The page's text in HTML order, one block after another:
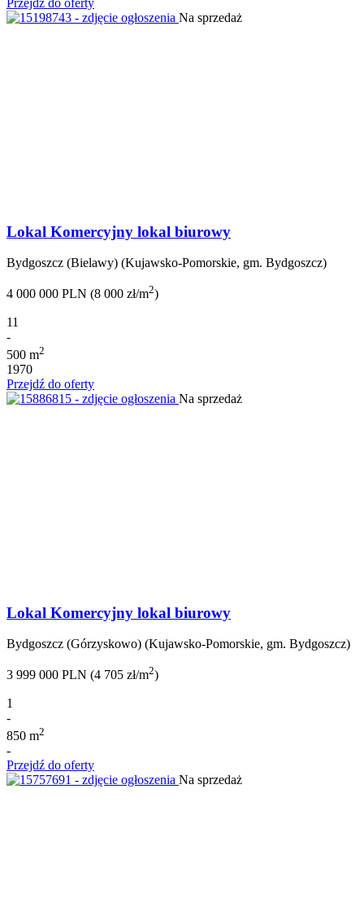
Przejdź do oferty
Na sprzedaż
Lokal Komercyjny lokal biurowy
Bydgoszcz (Bielawy) (Kujawsko-Pomorskie, gm. Bydgoszcz)
4 000 000 PLN (8 000 zł/m2)
11
-
500 m2
1970
Przejdź do oferty
Na sprzedaż
Lokal Komercyjny lokal biurowy
Bydgoszcz (Górzyskowo) (Kujawsko-Pomorskie, gm. Bydgoszcz)
3 999 000 PLN (4 705 zł/m2)
1
-
850 m2
-
Przejdź do oferty
Na sprzedaż